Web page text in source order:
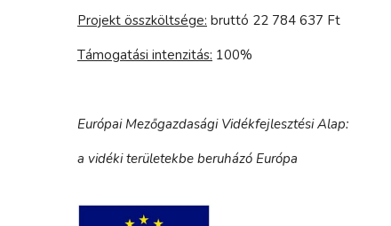
Projekt összköltsége: bruttó 22 784 637 Ft
Támogatási intenzitás: 100%
Európai Mezőgazdasági Vidékfejlesztési Alap:
a vidéki területekbe beruházó Európa